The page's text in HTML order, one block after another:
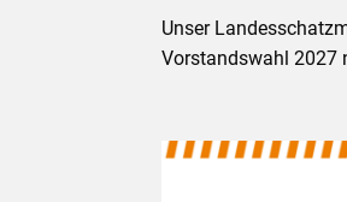
Unser
Vorstandswahl 2027